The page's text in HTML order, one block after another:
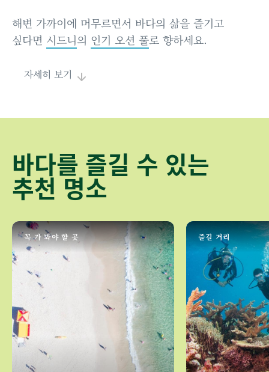
해변 가까이에 머무르면서 바다의 삶을 즐기고
싶다면 시드니의 인기 오션 풀로 향하세요.
자세히 보기
바다를 즐길 수 있는
추천 명소
꼭 가 봐야 할 곳 즐길 거리